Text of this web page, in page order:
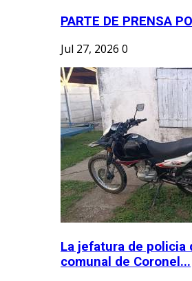
PARTE DE PRENSA
Jul 27, 2026 0
La jefatura de policia
comunal de Coronel...